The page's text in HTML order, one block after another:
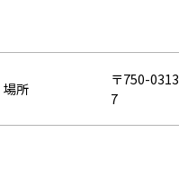
場所
〒750-
7